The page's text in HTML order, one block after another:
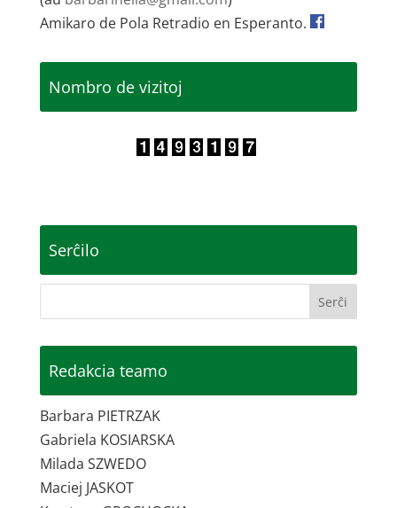
Amikaro de Pola Retradio en Esperanto.
Nombro de vizitoj
Serĉilo
Redakcia teamo
Barbara PIETRZAK
Gabriela KOSIARSKA
Milada SZWEDO
Maciej JASKOT